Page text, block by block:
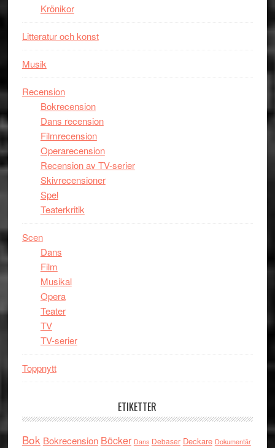
Krönikor
Litteratur och konst
Musik
Recension
Bokrecension
Dans recension
Filmrecension
Operarecension
Recension av TV-serier
Skivrecensioner
Spel
Teaterkritik
Scen
Dans
Film
Musikal
Opera
Teater
TV
TV-serier
Toppnytt
ETIKETTER
Bok Bokrecension Böcker Dans Debaser Deckare Dokumentär